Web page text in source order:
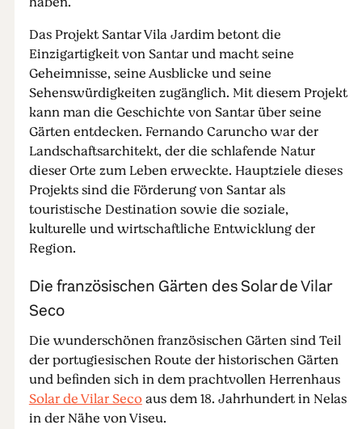
Das Projekt Santar Vila Jardim betont die
Einzigartigkeit von Santar und macht seine
Geheimnisse, seine Ausblicke und seine
Sehenswürdigkeiten zugänglich. Mit diesem Projekt
kann man die Geschichte von Santar über seine
Gärten entdecken. Fernando Caruncho war der
Landschaftsarchitekt, der die schlafende Natur
dieser Orte zum Leben erweckte. Hauptziele dieses
Projekts sind die Förderung von Santar als
touristische Destination sowie die soziale,
kulturelle und wirtschaftliche Entwicklung der
Region.
Die französischen Gärten des Solar de Vilar
Seco
Die wunderschönen französischen Gärten sind Teil
der portugiesischen Route der historischen Gärten
und befinden sich in dem prachtvollen Herrenhaus
Solar de Vilar Secoaus dem 18. Jahrhundert in Nelas
in der Nähe von Viseu.